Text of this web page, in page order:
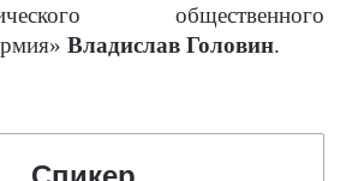
общественного
Владислав Головин.